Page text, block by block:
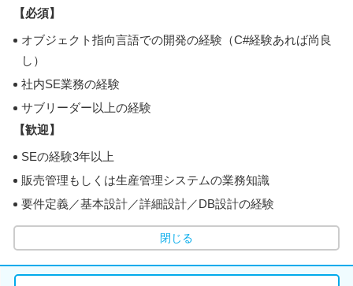
【必須】
オブジェクト指向言語での開発の経験（C#経験あれば尚良
し）
社内SE業務の経験
サブリーダー以上の経験
【歓迎】
SEの経験3年以上
販売管理もしくは生産管理システムの業務知識
要件定義／基本設計／詳細設計／DB設計の経験
閉じる